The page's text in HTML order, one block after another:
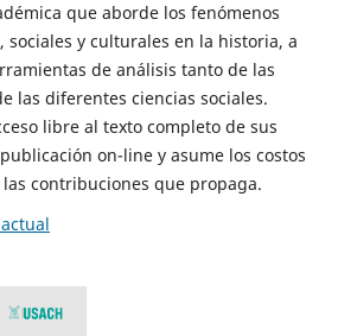
que aborde los fenómenos
sociales y culturales en la historia, a
de análisis tanto de las
las diferentes ciencias sociales.
libre al texto completo de sus
on-line y asume los costos
contribuciones que propaga.